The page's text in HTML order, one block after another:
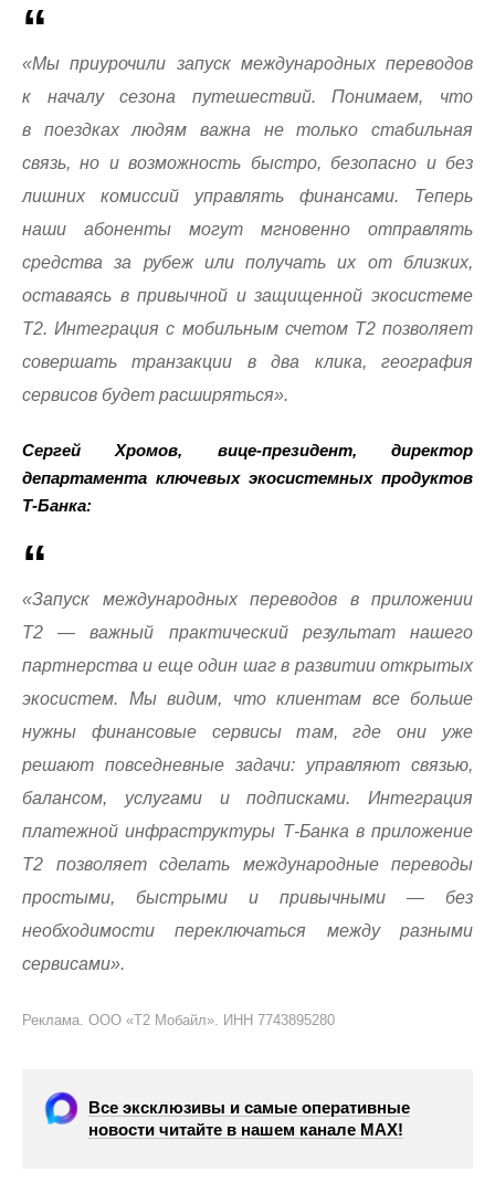
«Мы приурочили запуск международных переводов
к началу сезона путешествий. Понимаем, что
в поездках людям важна не только стабильная
связь, но и возможность быстро, безопасно и без
лишних комиссий управлять финансами. Теперь
наши абоненты могут мгновенно отправлять
средства за рубеж или получать их от близких,
оставаясь в привычной и защищенной экосистеме
Т2. Интеграция с мобильным счетом Т2 позволяет
совершать транзакции в два клика, география
сервисов будет расширяться».
Сергей Хромов, вице-президент, директор
департамента ключевых экосистемных продуктов
Т-Банка:
«Запуск международных переводов в приложении
Т2 — важный практический результат нашего
партнерства и еще один шаг в развитии открытых
экосистем. Мы видим, что клиентам все больше
нужны финансовые сервисы там, где они уже
решают повседневные задачи: управляют связью,
балансом, услугами и подписками. Интеграция
платежной инфраструктуры Т-Банка в приложение
Т2 позволяет сделать международные переводы
простыми, быстрыми и привычными — без
необходимости переключаться между разными
сервисами».
Реклама. ООО «Т2 Мобайл». ИНН 7743895280
Все эксклюзивы и самые оперативные
новости читайте в нашем канале МАХ!